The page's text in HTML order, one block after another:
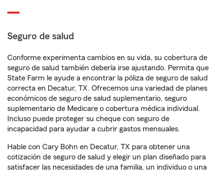
Seguro de salud
Conforme experimenta cambios en su vida, su cobertura de
seguro de salud también debería irse ajustando. Permita que
State Farm le ayude a encontrar la póliza de seguro de salud
correcta en Decatur, TX. Ofrecemos una variedad de planes
económicos de seguro de salud suplementario, seguro
suplementario de Medicare o cobertura médica individual.
Incluso puede proteger su cheque con seguro de
incapacidad para ayudar a cubrir gastos mensuales.
Hable con Cary Bohn en Decatur, TX para obtener una
cotización de seguro de salud y elegir un plan diseñado para
satisfacer las necesidades de una familia, un individuo o una